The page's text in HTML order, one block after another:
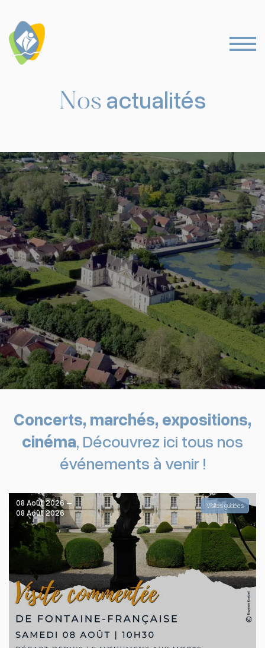
Nos actualités
Concerts, marchés, expositions,
cinéma, Découvrez ici tous nos
événements à venir !
08 Août 2026 –
08 Août 2026
Visites guidées